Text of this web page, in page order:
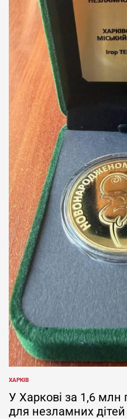
ОПУБЛІКУВАТИ
У
ХАРКІВ
У Харкові за 1,6 млн
для незламних дітей